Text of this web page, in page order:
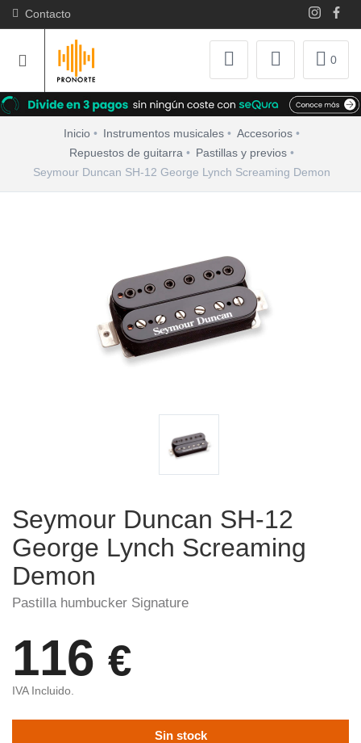
Contacto
0
Inicio Instrumentos musicales
Accesorios
Repuestos de guitarra
Pastillas y previos
Seymour Duncan SH-12 George Lynch Screaming Demon
Seymour Duncan SH-12
George Lynch Screaming
Demon
Pastilla humbucker Signature
116 €
IVA Incluido.
Sin stock